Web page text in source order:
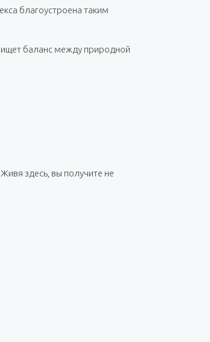
благоустроена таким
баланс между природной
здесь, вы получите не